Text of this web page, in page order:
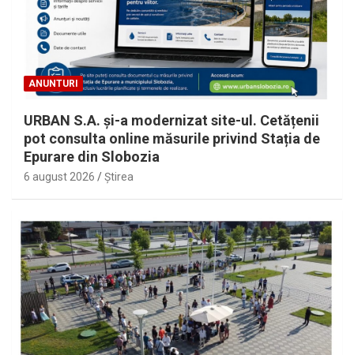
ANUNTURI
URBAN S.A. și-a modernizat site-ul. Cetățenii
pot consulta online măsurile privind Stația de
Epurare din Slobozia
6 august 2026 Ştirea